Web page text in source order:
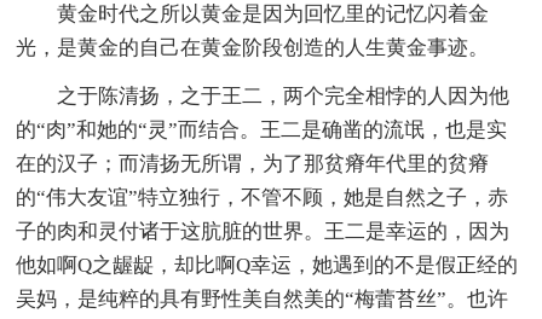
黄金时代之所以黄金是因为回忆里的记忆闪着金
光，是黄金的自己在黄金阶段创造的人生黄金事迹。
之于陈清扬，之于王二，两个完全相悖的人因为他
的“肉”和她的“灵”而结合。王二是确凿的流氓，也是实
在的汉子；而清扬无所谓，为了那贫瘠年代里的贫瘠
的“伟大友谊”特立独行，不管不顾，她是自然之子，赤
子的肉和灵付诸于这肮脏的世界。王二是幸运的，因为
他如啊Q之龌龊，却比啊Q幸运，她遇到的不是假正经的
吴妈，是纯粹的具有野性美自然美的“梅蕾苔丝”。也许